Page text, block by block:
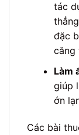
tác
đặc
căng
Làm
giúp
ớn
Các bài